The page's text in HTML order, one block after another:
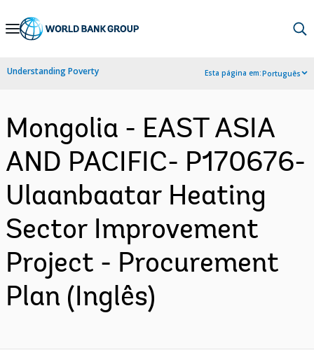
Skip
Navigation
Understanding Poverty Esta página em:Português
Mongolia - EAST ASIA
AND PACIFIC- P170676-
Ulaanbaatar Heating
Sector Improvement
Project - Procurement
Plan (Inglês)